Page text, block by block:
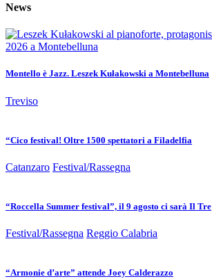
News
Montello è Jazz. Leszek Kułakowski a Montebelluna
Treviso
“Cico festival! Oltre 1500 spettatori a Filadelfia
Catanzaro Festival/Rassegna
“Roccella Summer festival”, il 9 agosto ci sarà Il Tre
Festival/Rassegna Reggio Calabria
“Armonie d’arte” attende Joey Calderazzo